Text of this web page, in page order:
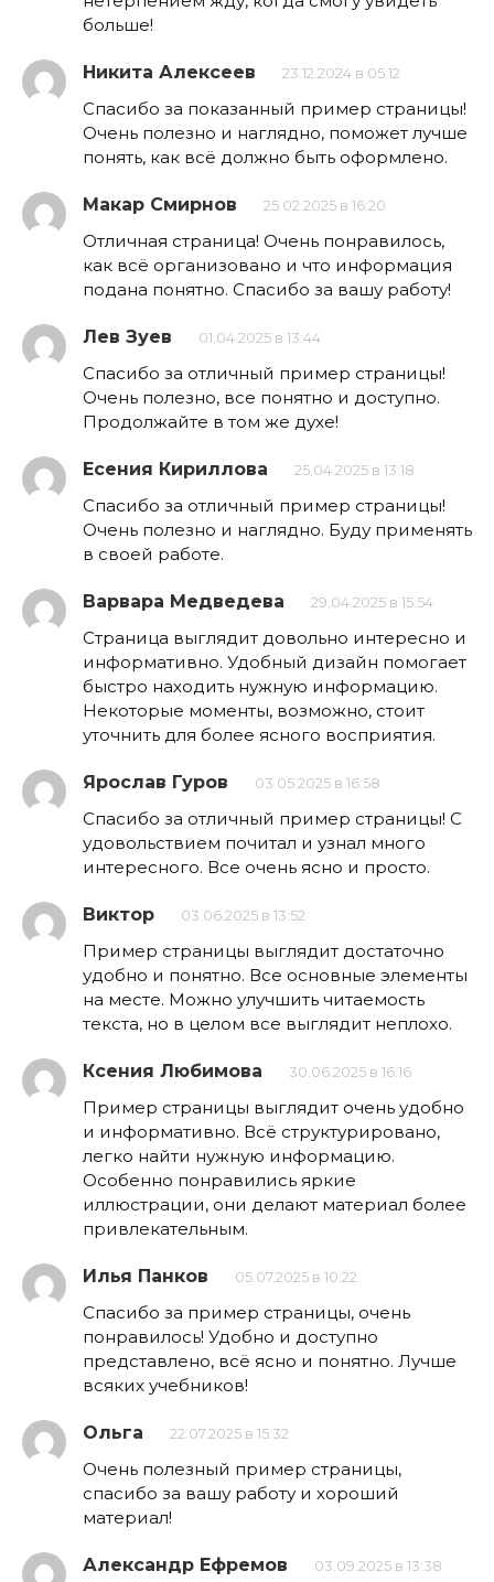
больше!
Никита Алексеев 23.12.2024 в 05:12
Спасибо за показанный пример страницы!
Очень полезно и наглядно, поможет лучше
понять, как всё должно быть оформлено.
Макар Смирнов 25.02.2025 в 16:20
Отличная страница! Очень понравилось,
как всё организовано и что информация
подана понятно. Спасибо за вашу работу!
Лев Зуев 01.04.2025 в 13:44
Спасибо за отличный пример страницы!
Очень полезно, все понятно и доступно.
Продолжайте в том же духе!
Есения Кириллова 25.04.2025 в 13:18
Спасибо за отличный пример страницы!
Очень полезно и наглядно. Буду применять
в своей работе.
Варвара Медведева 29.04.2025 в 15:54
Страница выглядит довольно интересно и
информативно. Удобный дизайн помогает
быстро находить нужную информацию.
Некоторые моменты, возможно, стоит
уточнить для более ясного восприятия.
Ярослав Гуров 03.05.2025 в 16:58
Спасибо за отличный пример страницы! С
удовольствием почитал и узнал много
интересного. Все очень ясно и просто.
Виктор 03.06.2025 в 13:52
Пример страницы выглядит достаточно
удобно и понятно. Все основные элементы
на месте. Можно улучшить читаемость
текста, но в целом все выглядит неплохо.
Ксения Любимова 30.06.2025 в 16:16
Пример страницы выглядит очень удобно
и информативно. Всё структурировано,
легко найти нужную информацию.
Особенно понравились яркие
иллюстрации, они делают материал более
привлекательным.
Илья Панков 05.07.2025 в 10:22
Спасибо за пример страницы, очень
понравилось! Удобно и доступно
представлено, всё ясно и понятно. Лучше
всяких учебников!
Ольга 22.07.2025 в 15:32
Очень полезный пример страницы,
спасибо за вашу работу и хороший
материал!
Александр Ефремов 03.09.2025 в 13:38